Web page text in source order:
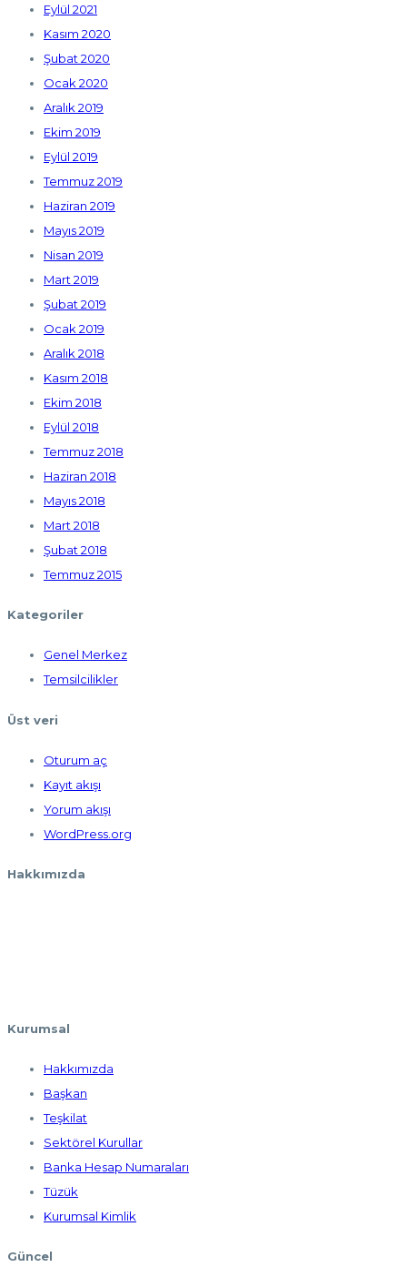
Eylül 2021
Kasım 2020
Şubat 2020
Ocak 2020
Aralık 2019
Ekim 2019
Eylül 2019
Temmuz 2019
Haziran 2019
Mayıs 2019
Nisan 2019
Mart 2019
Şubat 2019
Ocak 2019
Aralık 2018
Kasım 2018
Ekim 2018
Eylül 2018
Temmuz 2018
Haziran 2018
Mayıs 2018
Mart 2018
Şubat 2018
Temmuz 2015
Kategoriler
Genel Merkez
Temsilcilikler
Üst veri
Oturum aç
Kayıt akışı
Yorum akışı
WordPress.org
Hakkımızda
Kurumsal
Hakkımızda
Başkan
Teşkilat
Sektörel Kurullar
Banka Hesap Numaraları
Tüzük
Kurumsal Kimlik
Güncel